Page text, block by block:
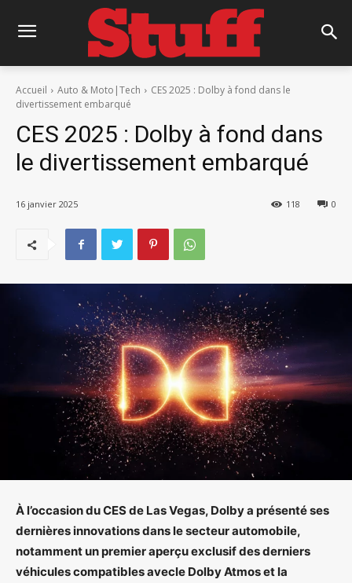
Accueil Auto & Moto|Tech
CES 2025 : Dolby à fond dans le
divertissement embarqué
CES 2025 : Dolby à fond dans
le divertissement embarqué
16 janvier 2025 0
118
À l’occasion du CES de Las Vegas, Dolby a présenté ses
dernières innovations dans le secteur automobile,
notamment un premier aperçu exclusif des derniers
véhicules compatibles avecle Dolby Atmos et la